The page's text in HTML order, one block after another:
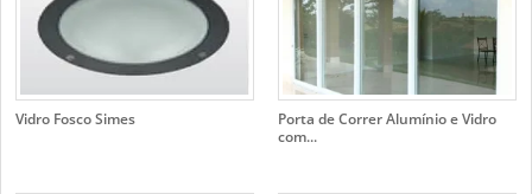
Vidro Fosco Simes
Porta de Correr Alumínio e Vidro
com...